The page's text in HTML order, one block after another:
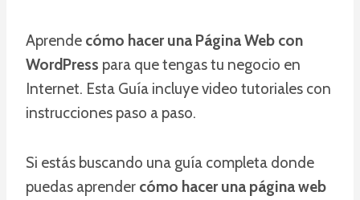
Aprende cómo hacer una Página Web con
WordPress para que tengas tu negocio en
Internet. Esta Guía incluye video tutoriales con
instrucciones paso a paso.
Si estás buscando una guía completa donde
puedas aprender cómo hacer una página web